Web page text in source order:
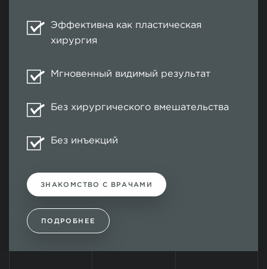
Эффективна как пластическая
хирургия
Мгновенный видимый результат
Без хирургического вмешательства
Без инъекций
ЗНАКОМСТВО С ВРАЧАМИ
ПОДРОБНЕЕ